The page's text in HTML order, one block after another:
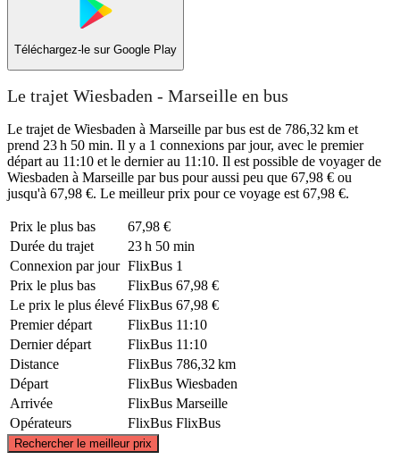
Téléchargez-le sur Google Play
Le trajet Wiesbaden - Marseille en bus
Le trajet de Wiesbaden à Marseille par bus est de 786,32 km et
prend 23 h 50 min. Il y a 1 connexions par jour, avec le premier
départ au 11:10 et le dernier au 11:10. Il est possible de voyager de
Wiesbaden à Marseille par bus pour aussi peu que 67,98 € ou
jusqu'à 67,98 €. Le meilleur prix pour ce voyage est 67,98 €.
Prix ​​le plus bas
67,98 €
Durée du trajet
23 h 50 min
Connexion par jour FlixBus 1
Prix ​​le plus bas
FlixBus 67,98 €
Le prix le plus élevé FlixBus 67,98 €
Premier départ
FlixBus 11:10
Dernier départ
FlixBus 11:10
Distance
FlixBus 786,32 km
Départ
FlixBus Wiesbaden
Arrivée
FlixBus Marseille
Opérateurs
FlixBus FlixBus
Rechercher le meilleur prix
©CARTO